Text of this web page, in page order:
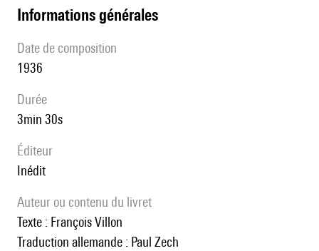
informations générales
date de composition
1936
durée
3min 30s
éditeur
Inédit
Auteur ou contenu du livret
Texte : François Villon
Traduction allemande : Paul Zech